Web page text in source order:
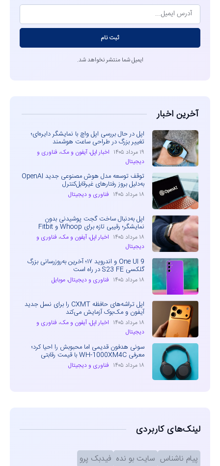
ثبت نام
ایمیل شما منتشر نخواهد شد.
آخرین اخبار
اپل در حال بررسی اپل واچ با نمایشگر دایره‌ای؛
تغییر بزرگ در طراحی ساعت هوشمند
۱۹ مرداد ۱۴۰۵ اخبار اپل، آیفون و مک، فناوری و
دیجیتال
توقف توسعه مدل هوش مصنوعی جدید OpenAI
به‌دلیل بروز رفتارهای غیرقابل‌کنترل
۱۸ مرداد ۱۴۰۵ فناوری و دیجیتال
اپل به‌دنبال ساخت گجت پوشیدنی بدون
نمایشگر؛ رقیبی تازه برای Whoop و Fitbit
۱۸ مرداد ۱۴۰۵ اخبار اپل، آیفون و مک، فناوری و
دیجیتال
One UI 9 و اندروید ۱۷؛ آخرین به‌روزرسانی بزرگ
گلکسی S23 FE در راه است
۱۸ مرداد ۱۴۰۵ فناوری و دیجیتال، موبایل
اپل تراشه‌های حافظه CXMT را برای نسل جدید
آیفون و مک‌بوک آزمایش می‌کند
۱۸ مرداد ۱۴۰۵ اخبار اپل، آیفون و مک، فناوری و
دیجیتال
سونی هدفون قدیمی اما محبوبش را احیا کرد؛
معرفی WH-1000XM4C با قیمت رقابتی
۱۸ مرداد ۱۴۰۵ فناوری و دیجیتال
لینک‌های کاربردی
پیام ناشناس سایت بو نده فیدبک پرو